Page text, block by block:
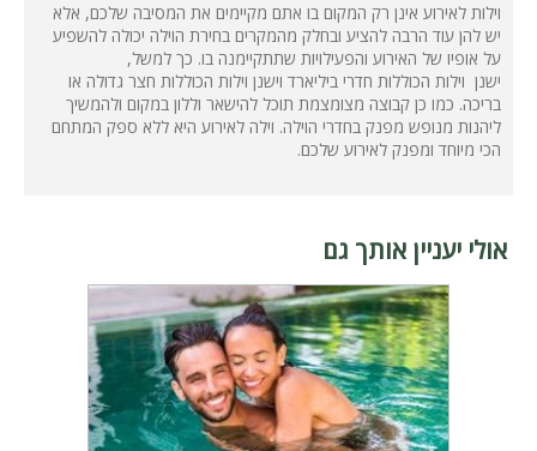
וילות לאירוע אינן רק המקום בו אתם מקיימים את המסיבה שלכם, אלא
יש להן עוד הרבה להציע ובחלק מהמקרים בחירת הוילה יכולה להשפיע
על אופיו של האירוע והפעילויות שתתקיימנה בו. כך למשל,
ישנן וילות הכוללות חדרי ביליארד וישנן וילות הכוללות חצר גדולה או
בריכה. כמו כן קבוצה מצומצמת תוכל להישאר וללון במקום ולהמשיך
ליהנות מנופש מפנק בחדרי הוילה. וילה לאירוע היא ללא ספק המתחם
הכי מיוחד ומפנק לאירוע שלכם.
אולי יעניין אותך גם